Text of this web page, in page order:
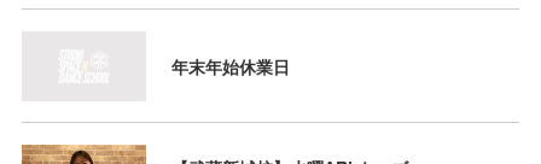
年末年始休業日